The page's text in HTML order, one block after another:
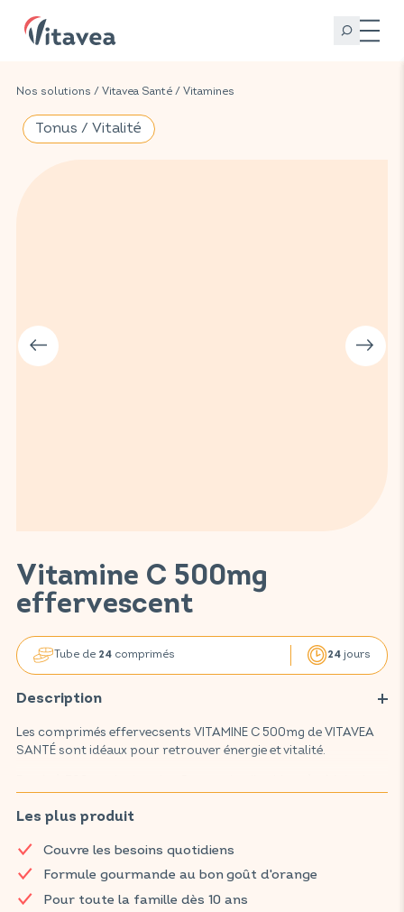
Nos solutions / Vitavea Santé / Vitamines
Vitamine C 500mg
effervescent
Tube de 24comprimés 24 jours
Description
Les comprimés effervecsents VITAMINE C 500mg de VITAVEA
SANTÉ sont idéaux pour retrouver énergie et vitalité.
fatigue tout en soutenant efficacement vos défenses
immunitaires. Avec cette concentration optimale, ce
pour affronter sereinement les aléas du quotidien.
Retrouvez les produits VITAVEA SANTÉ dans votre pharmacie
et parapharmacie habituelles.
Les plus produit
Couvre les besoins quotidiens
Formule gourmande au bon goût d'orange
Pour toute la famille dès 10 ans
Tonus / Vitalité